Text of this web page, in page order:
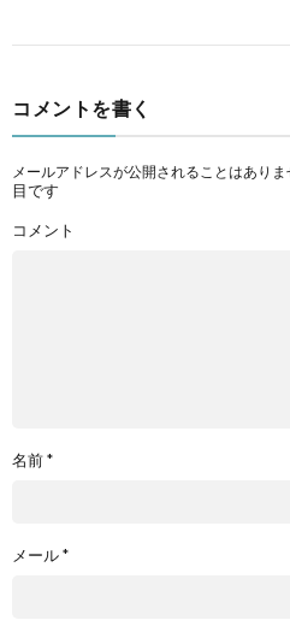
コメントを書く
メールアドレスが公開されることはありま
目です
コメント
名前*
メール*